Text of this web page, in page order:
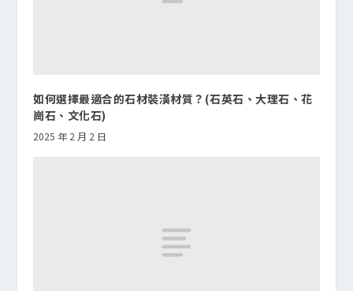
如何選擇最適合的石材裝潢材質？(石英石、大理石、花
崗石、文化石)
2025 年 2 月 2 日